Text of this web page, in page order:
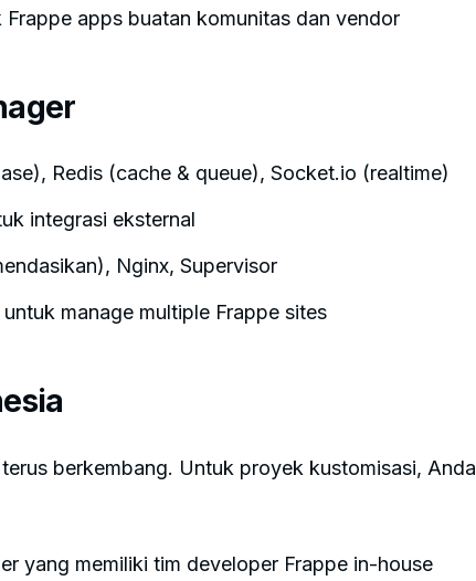
apps buatan komunitas dan vendor
Redis (cache & queue), Socket.io (realtime)
integrasi eksternal
Nginx, Supervisor
manage multiple Frappe sites
berkembang. Untuk proyek kustomisasi, Anda
yang memiliki tim developer Frappe in-house